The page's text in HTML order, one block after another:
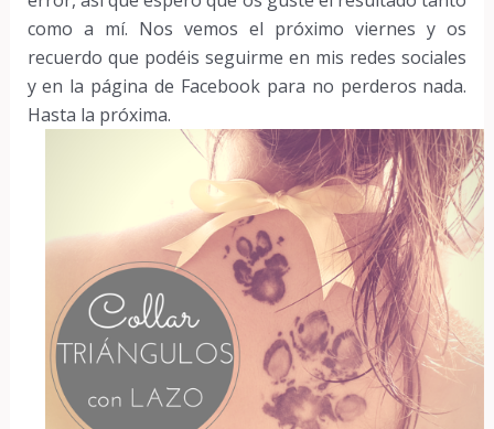
como a mí. Nos vemos el próximo viernes y os
recuerdo que podéis seguirme en mis redes sociales
y en la página de Facebook para no perderos nada.
Hasta la próxima.